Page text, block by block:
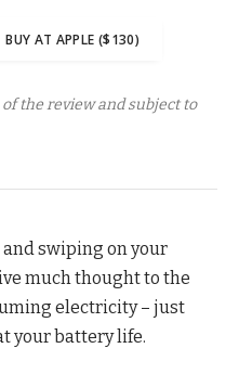
BUY AT APPLE ($130)
the review and subject to
and swiping on your
much thought to the
electricity – just
your battery life.